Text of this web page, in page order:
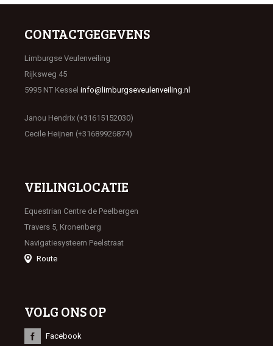
CONTACTGEGEVENS
Limburgse Veulenveiling
Rijksweg 45
5995 NT Kessel info@limburgseveulenveiling.nl
Janou Hendrix (+31615152030)
Cecile Heijnen (+31689926874)
VEILINGLOCATIE
Equestrian Centre de Peelbergen
Travers 5, Kronenberg
Navigatiesysteem Peelstraat
Route
VOLG ONS OP
Facebook